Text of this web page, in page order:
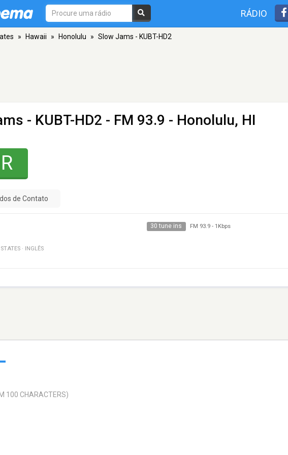
RÁDIO
» Hawaii » Honolulu » Slow Jams - KUBT-HD2
- KUBT-HD2 - FM 93.9 - Honolulu, HI
de Contato
30 tune ins FM 93.9- 1Kbps
· INGLÊS